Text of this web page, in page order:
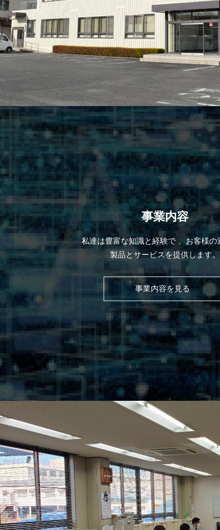
事業内容
私達は豊富な知識と経験で 、お客様の
製品とサービスを提供します。
事業内容を⾒る